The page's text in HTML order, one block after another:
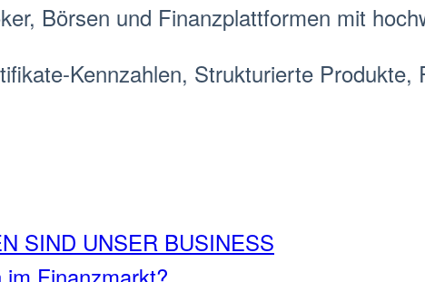
, Börsen und Finanzplattformen mit
Kennzahlen, Strukturierte Produkte,
SIND UNSER BUSINESS